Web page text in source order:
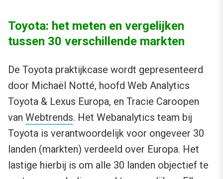
Toyota: het meten en vergelijken
tussen 30 verschillende markten
De Toyota praktijkcase wordt gepresenteerd
door Michaël Notté, hoofd Web Analytics
Toyota & Lexus Europa, en Tracie Caroopen
van Webtrends. Het Webanalytics team bij
Toyota is verantwoordelijk voor ongeveer 30
landen (markten) verdeeld over Europa. Het
lastige hierbij is om alle 30 landen objectief te